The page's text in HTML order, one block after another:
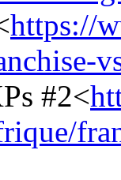
https://
#2<